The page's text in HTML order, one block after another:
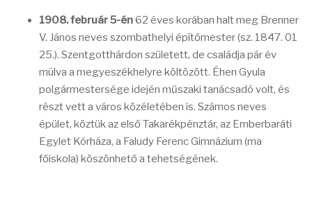
1908. február 5-én62 éves korában halt meg Brenner
V. János neves szombathelyi építőmester (sz. 1847. 01
25.). Szentgotthárdon született, de családja pár év
múlva a megyeszékhelyre költözött. Éhen Gyula
polgármestersége idején műszaki tanácsadó volt, és
részt vett a város közéletében is. Számos neves
épület, köztük az első Takarékpénztár, az Emberbaráti
Egylet Kórháza, a Faludy Ferenc Gimnázium (ma
főiskola) köszönhető a tehetségének.